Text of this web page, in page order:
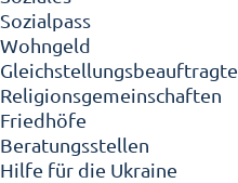
Sozialpass
Wohngeld
Gleichstellungsbeauftragte
Religionsgemeinschaften
Friedhöfe
Beratungsstellen
Hilfe für die Ukraine